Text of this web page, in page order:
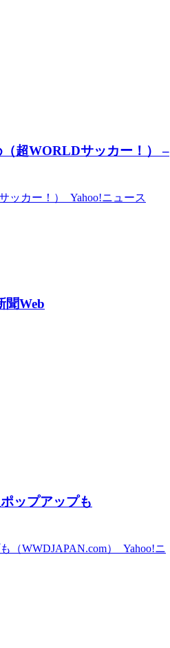
超WORLDサッカー！） –
ッカー！） Yahoo!ニュース
聞Web
ップアップも
（WWDJAPAN.com） Yahoo!ニ